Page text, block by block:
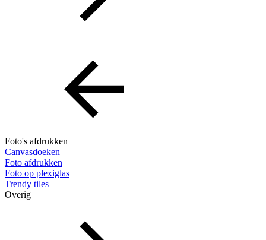
Foto's afdrukken
Canvasdoeken
Foto afdrukken
Foto op plexiglas
Trendy tiles
Overig